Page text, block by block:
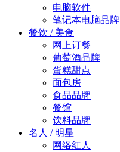
电脑软件
笔记本电脑品牌
餐饮 / 美食
网上订餐
葡萄酒品牌
蛋糕甜点
面包房
食品品牌
餐馆
饮料品牌
名人 / 明星
网络红人